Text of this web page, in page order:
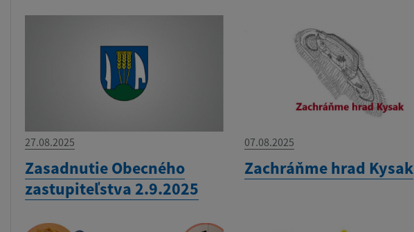
27.08.2025
Zasadnutie Obecného
zastupiteľstva 2.9.2025
07.08.2025
Zachráňme hrad Kysak